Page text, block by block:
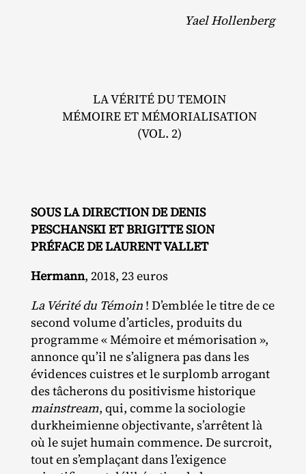
Yael Hollenberg
LA VÉRITÉ DU TEMOIN
MÉMOIRE ET MÉMORIALISATION
(VOL. 2)
SOUS LA DIRECTION DE DENIS
PESCHANSKI ET BRIGITTE SION
PRÉFACE DE LAURENT VALLET
Hermann, 2018, 23 euros
La Vérité du Témoin! D’emblée le titre de ce
second volume d’articles, produits du
programme « Mémoire et mémorisation »,
annonce qu’il ne s’alignera pas dans les
évidences cuistres et le surplomb arrogant
des tâcherons du positivisme historique
mainstream, qui, comme la sociologie
durkheimienne objectivante, s’arrêtent là
où le sujet humain commence. De surcroit,
tout en s’emplaçant dans l’exigence